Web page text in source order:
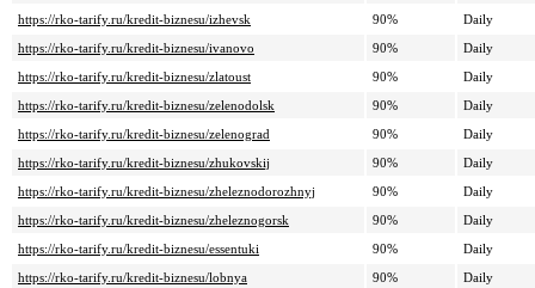
https://rko-tarify.ru/kredit-biznesu/izhevsk
90%
Daily
https://rko-tarify.ru/kredit-biznesu/ivanovo
90%
Daily
https://rko-tarify.ru/kredit-biznesu/zlatoust
90%
Daily
https://rko-tarify.ru/kredit-biznesu/zelenodolsk
90%
Daily
https://rko-tarify.ru/kredit-biznesu/zelenograd
90%
Daily
https://rko-tarify.ru/kredit-biznesu/zhukovskij
90%
Daily
https://rko-tarify.ru/kredit-biznesu/zheleznodorozhnyj
90%
Daily
https://rko-tarify.ru/kredit-biznesu/zheleznogorsk
90%
Daily
https://rko-tarify.ru/kredit-biznesu/essentuki
90%
Daily
https://rko-tarify.ru/kredit-biznesu/lobnya
90%
Daily